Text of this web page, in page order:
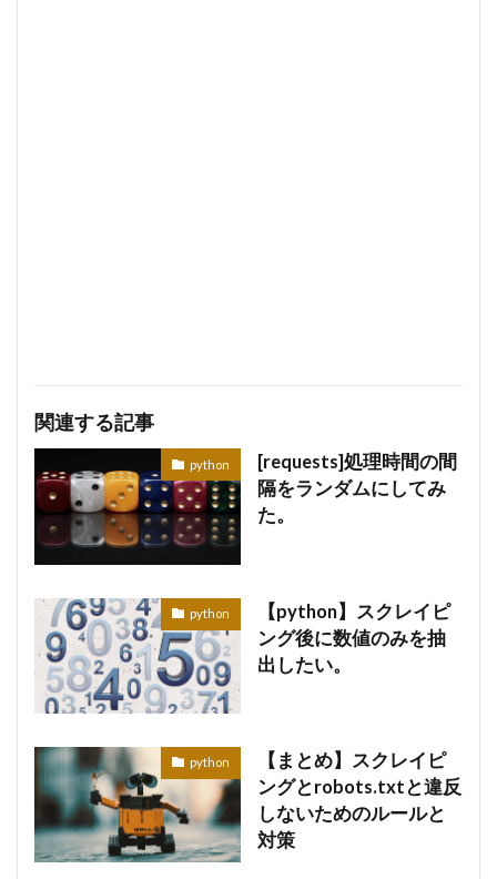
関連する記事
python
[requests]処理時間の間
隔をランダムにしてみ
た。
python
【python】スクレイピ
ング後に数値のみを抽
出したい。
python
【まとめ】スクレイピ
ングとrobots.txtと違反
しないためのルールと
対策